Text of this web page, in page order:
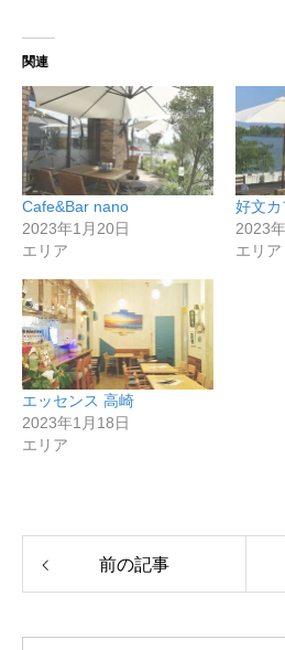
関連
Cafe&Bar nano
2023年1月20日
エリア
好文
2023
エリア
エッセンス 高崎
2023年1月18日
エリア
前の記事